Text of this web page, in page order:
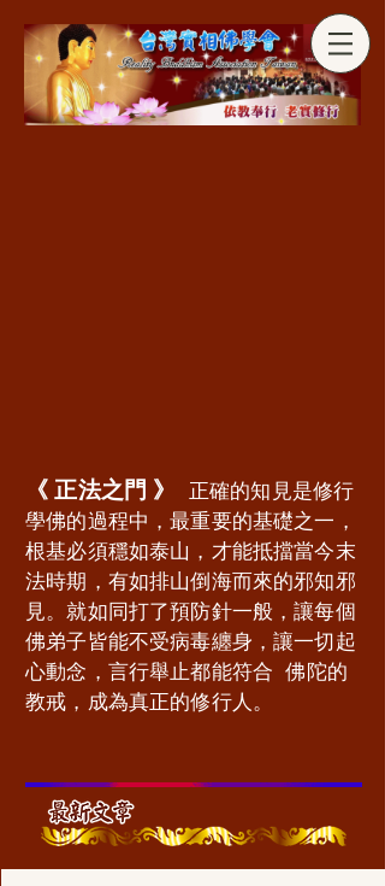
分享
《 正法之門 》
正確的知見是修行
學佛的過程中，最重要的基礎之一，
根基必須穩如泰山，才能抵擋當今末
法時期，有如排山倒海而來的邪知邪
見。就如同打了預防針一般，讓每個
佛弟子皆能不受病毒纏身，讓一切起
心動念，言行舉止都能符合 佛陀的
教戒，成為真正的修行人。